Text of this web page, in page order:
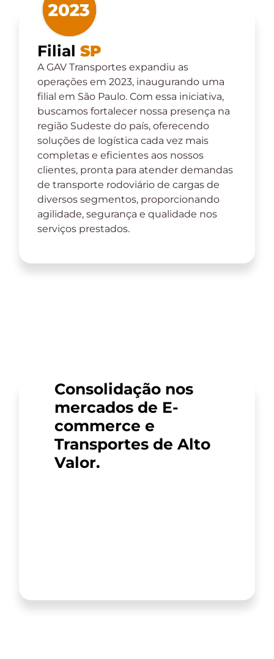
Filial SP
A GAV Transportes expandiu as
operações em 2023, inaugurando uma
filial em São Paulo. Com essa iniciativa,
buscamos fortalecer nossa presença na
região Sudeste do país, oferecendo
soluções de logística cada vez mais
completas e eficientes aos nossos
clientes, pronta para atender demandas
de transporte rodoviário de cargas de
diversos segmentos, proporcionando
agilidade, segurança e qualidade nos
serviços prestados.
Consolidação nos
mercados de E-
commerce e
Transportes de Alto
Valor.